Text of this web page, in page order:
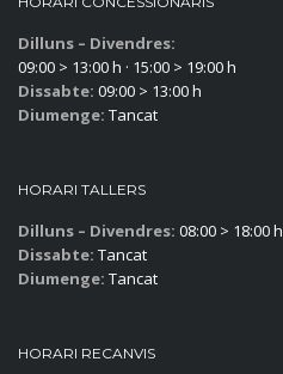
Dilluns – Divendres:
09:00 > 13:00 h · 15:00 > 19:00 h
Dissabte: 09:00 > 13:00 h
Diumenge: Tancat
HORARI TALLERS
Dilluns – Divendres: 08:00 > 18:00 h
Dissabte: Tancat
Diumenge: Tancat
HORARI RECANVIS